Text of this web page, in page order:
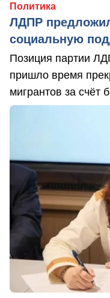
Политика
ЛДПР
социальную
Позиция партии
пришло время
мигрантов за счёт